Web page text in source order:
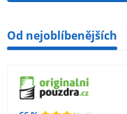
Od nejoblíbenějších